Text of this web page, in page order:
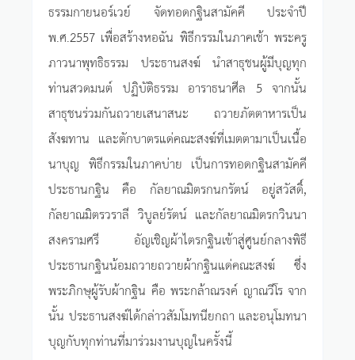
ธรรมกายนอร์เวย์ จัดทอดกฐินสามัคคี ประจำปี
พ.ศ.2557 เพื่อสร้างหอฉัน พิธีกรรมในภาคเช้า พระครู
ภาวนาพุทธิธรรม ประธานสงฆ์ นำสาธุชนผู้มีบุญทุก
ท่านสวดมนต์ ปฏิบัติธรรม อาราธนาศีล 5 จากนั้น
สาธุชนร่วมกันถวายเสนาสนะ ถวายภัตตาหารเป็น
สังฆทาน และตักบาตรแด่คณะสงฆ์ที่เมตตามาเป็นเนื้อ
นาบุญ พิธีกรรมในภาคบ่าย เป็นการทอดกฐินสามัคคี
ประธานกฐิน คือ กัลยาณมิตรกนกรัตน์ อยู่สวัสดิ์,
กัลยาณมิตรวราลี วิบูลย์รัตน์ และกัลยาณมิตรกวินนา
สงครามศรี อัญเชิญผ้าไตรกฐินเข้าสู่ศูนย์กลางพิธี
ประธานกฐินน้อมถวายถวายผ้ากฐินแด่คณะสงฆ์ ซึ่ง
พระภิกษุผู้รับผ้ากฐิน คือ พระกล้าณรงค์ ญาณวีโร จาก
นั้น ประธานสงฆ์ได้กล่าวสัมโมทนียกถา และอนุโมทนา
บุญกับทุกท่านที่มาร่วมงานบุญในครั้งนี้